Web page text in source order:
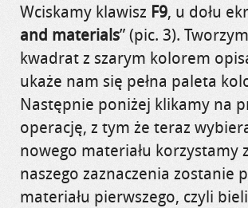
Wciskamy klawisz F9, u dołu
and materials” (pic. 3).
kwadrat z szarym kolorem
ukaże nam się pełna paleta
Następnie poniżej klikamy na
operację, z tym że teraz
nowego materiału korzystamy
naszego zaznaczenia zostanie
materiału pierwszego, czyli